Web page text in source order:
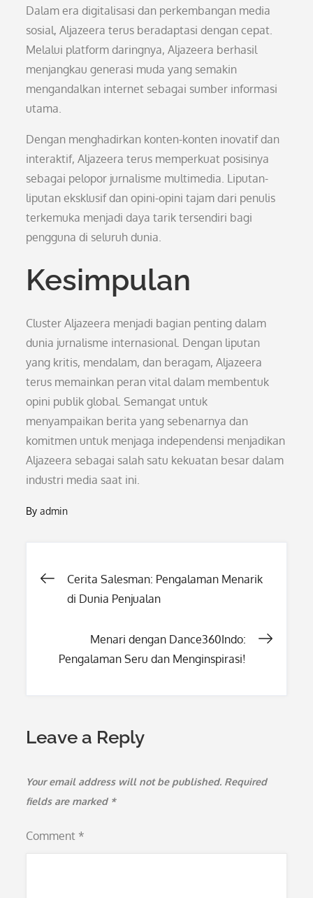
Dalam era digitalisasi dan perkembangan media
sosial, Aljazeera terus beradaptasi dengan cepat.
Melalui platform daringnya, Aljazeera berhasil
menjangkau generasi muda yang semakin
mengandalkan internet sebagai sumber informasi
utama.
Dengan menghadirkan konten-konten inovatif dan
interaktif, Aljazeera terus memperkuat posisinya
sebagai pelopor jurnalisme multimedia. Liputan-
liputan eksklusif dan opini-opini tajam dari penulis
terkemuka menjadi daya tarik tersendiri bagi
pengguna di seluruh dunia.
Kesimpulan
Cluster Aljazeera menjadi bagian penting dalam
dunia jurnalisme internasional. Dengan liputan
yang kritis, mendalam, dan beragam, Aljazeera
terus memainkan peran vital dalam membentuk
opini publik global. Semangat untuk
menyampaikan berita yang sebenarnya dan
komitmen untuk menjaga independensi menjadikan
Aljazeera sebagai salah satu kekuatan besar dalam
industri media saat ini.
Byadmin
Post
Cerita Salesman: Pengalaman Menarik
di Dunia Penjualan
Menari dengan Dance360Indo:
Pengalaman Seru dan Menginspirasi!
Leave a Reply
Your email address will not be published. Required
fields are marked *
Comment *